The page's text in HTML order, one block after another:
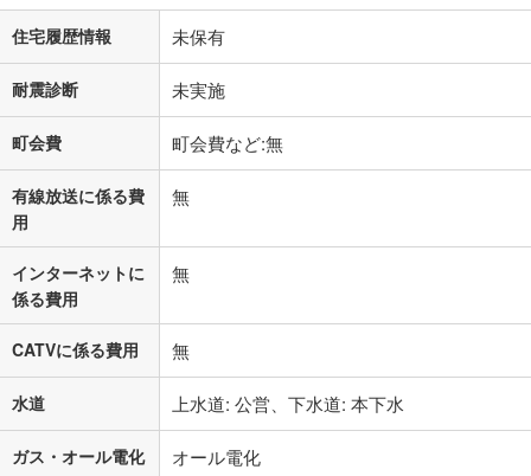
住宅履歴情報 未保有
耐震診断 未実施
町会費 町会費など:無
有線放送に係る費
用
無
インターネットに
係る費用
無
CATVに係る費用 無
水道 上水道: 公営、下水道: 本下水
ガス・オール電化 オール電化